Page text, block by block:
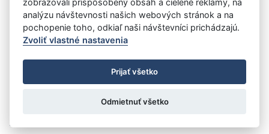
Vystavil:Banskobystrická regionálna správa ciest a.s.
Úrad vlády SR
- Všetky práva vyhradené
Prehlásenie o prístupnosti
Zmluvy do 31.12.2010
Nastavenia cookies
: Aglo Solutions
analýzu návštevnosti našich webových stránok a na
pochopenie toho, odkiaľ naši návštevníci prichádzajú.
Zvoliť vlastné nastavenia
Prijať všetko
Odmietnuť všetko